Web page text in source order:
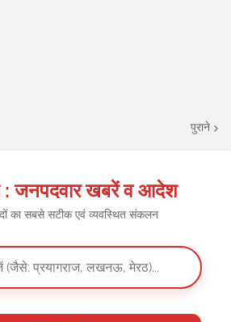
पुराने
: जनपदवार खबरें व आदेश
का सबसे सटीक एवं व्यवस्थित संकलन